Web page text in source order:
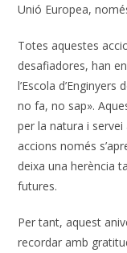
Unió Europea,
Totes aquestes
desafiadores, han
l’Escola
no fa, no sap».
per la natura i servei
accions només
deixa una herència
futures.
Per tant, aquest
recordar amb